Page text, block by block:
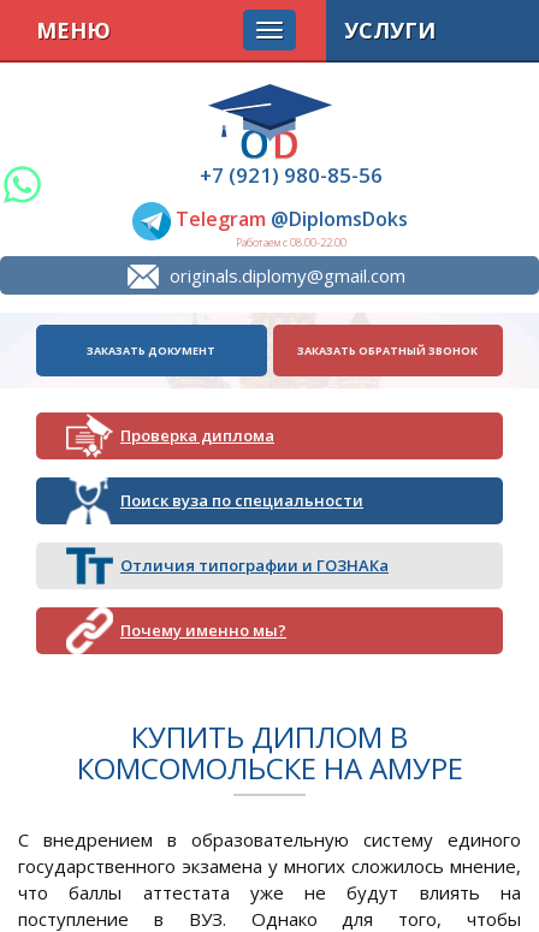
+7 (921) 980-85-56
Telegram @DiplomsDoks
Работаем с 08.00-22.00
originals.diplomy@gmail.com
МЕНЮ
ЗАКАЗАТЬ ДОКУМЕНТ ЗАКАЗАТЬ ОБРАТНЫЙ ЗВОНОК
Проверка диплома
Поиск вуза по специальности
Отличия типографии и ГОЗНАКа
Почему именно мы?
УСЛУГИ
КУПИТЬ ДИПЛОМ В
КОМСОМОЛЬСКЕ НА АМУРЕ
С внедрением в образовательную систему единого
государственного экзамена у многих сложилось мнение,
что баллы аттестата уже не будут влиять на
поступление в ВУЗ. Однако для того, чтобы